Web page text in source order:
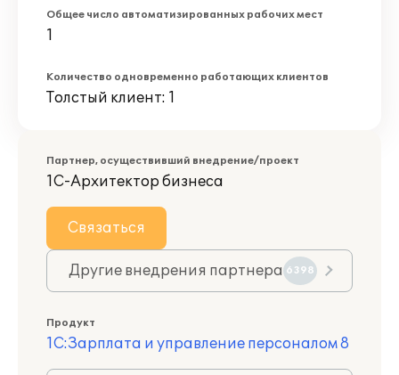
Общее число автоматизированных рабочих мест
1
Количество одновременно работающих клиентов
Толстый клиент: 1
Партнер, осуществивший внедрение/проект
1С-Архитектор бизнеса
Связаться
Другие внедрения партнера 6398
Продукт
1С:Зарплата и управление персоналом 8